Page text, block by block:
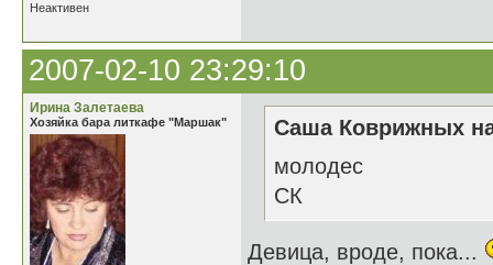
Неактивен
2007-02-10 23:29:10
Ирина Залетаева
Хозяйка бара литкафе "Маршак"
Саша Коврижных
молодес
СК
Девица, вроде, пока...